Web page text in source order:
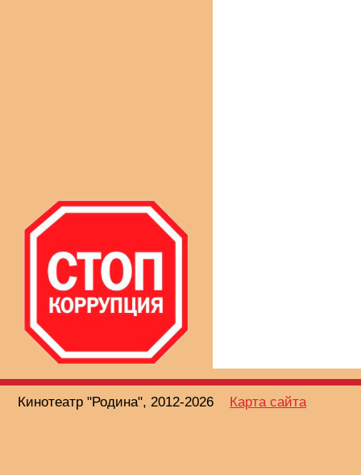
Кинотеатр "Родина", 2012-2026 Карта сайта